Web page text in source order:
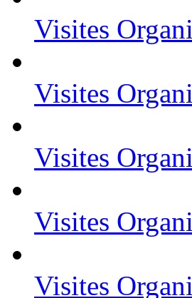
Visites
Visites
Visites
Visites
Visites